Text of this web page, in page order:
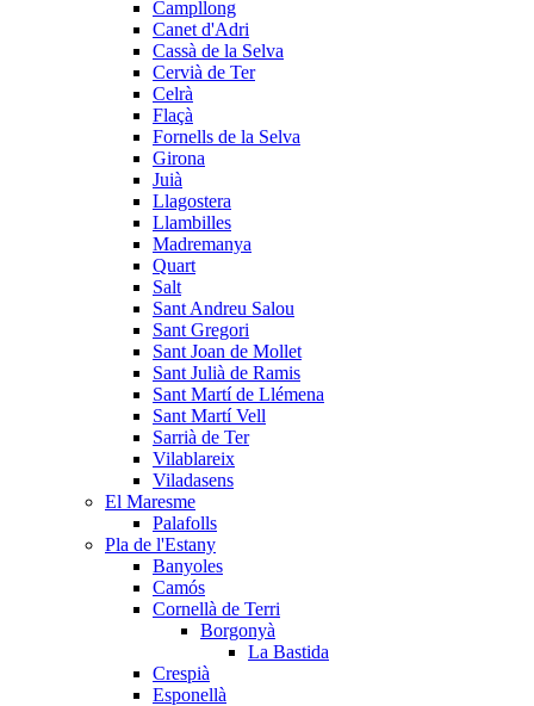
Campllong
Canet d'Adri
Cassà de la Selva
Cervià de Ter
Celrà
Flaçà
Fornells de la Selva
Girona
Juià
Llagostera
Llambilles
Madremanya
Quart
Salt
Sant Andreu Salou
Sant Gregori
Sant Joan de Mollet
Sant Julià de Ramis
Sant Martí de Llémena
Sant Martí Vell
Sarrià de Ter
Vilablareix
Viladasens
El Maresme
Palafolls
Pla de l'Estany
Banyoles
Camós
Cornellà de Terri
Borgonyà
La Bastida
Crespià
Esponellà